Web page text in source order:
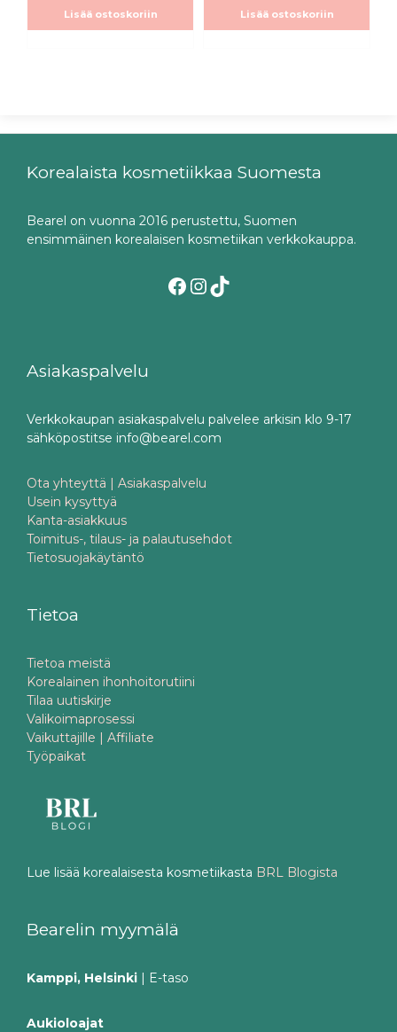
Lisää ostoskoriin Lisää ostoskoriin
Korealaista kosmetiikkaa Suomesta
Bearel on vuonna 2016 perustettu, Suomen
ensimmäinen korealaisen kosmetiikan verkkokauppa.
Facebook
Instagram
TikTok
Asiakaspalvelu
Verkkokaupan asiakaspalvelu palvelee arkisin klo 9-17
sähköpostitse info@bearel.com
Ota yhteyttä | Asiakaspalvelu
Usein kysyttyä
Kanta-asiakkuus
Toimitus-, tilaus- ja palautusehdot
Tietosuojakäytäntö
Tietoa
Tietoa meistä
Korealainen ihonhoitorutiini
Tilaa uutiskirje
Valikoimaprosessi
Vaikuttajille | Affiliate
Työpaikat
Lue lisää korealaisesta kosmetiikasta BRL Blogista
Bearelin myymälä
Kamppi, Helsinki | E-taso
Aukioloajat